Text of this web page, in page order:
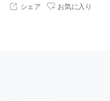
シェア お気に入り